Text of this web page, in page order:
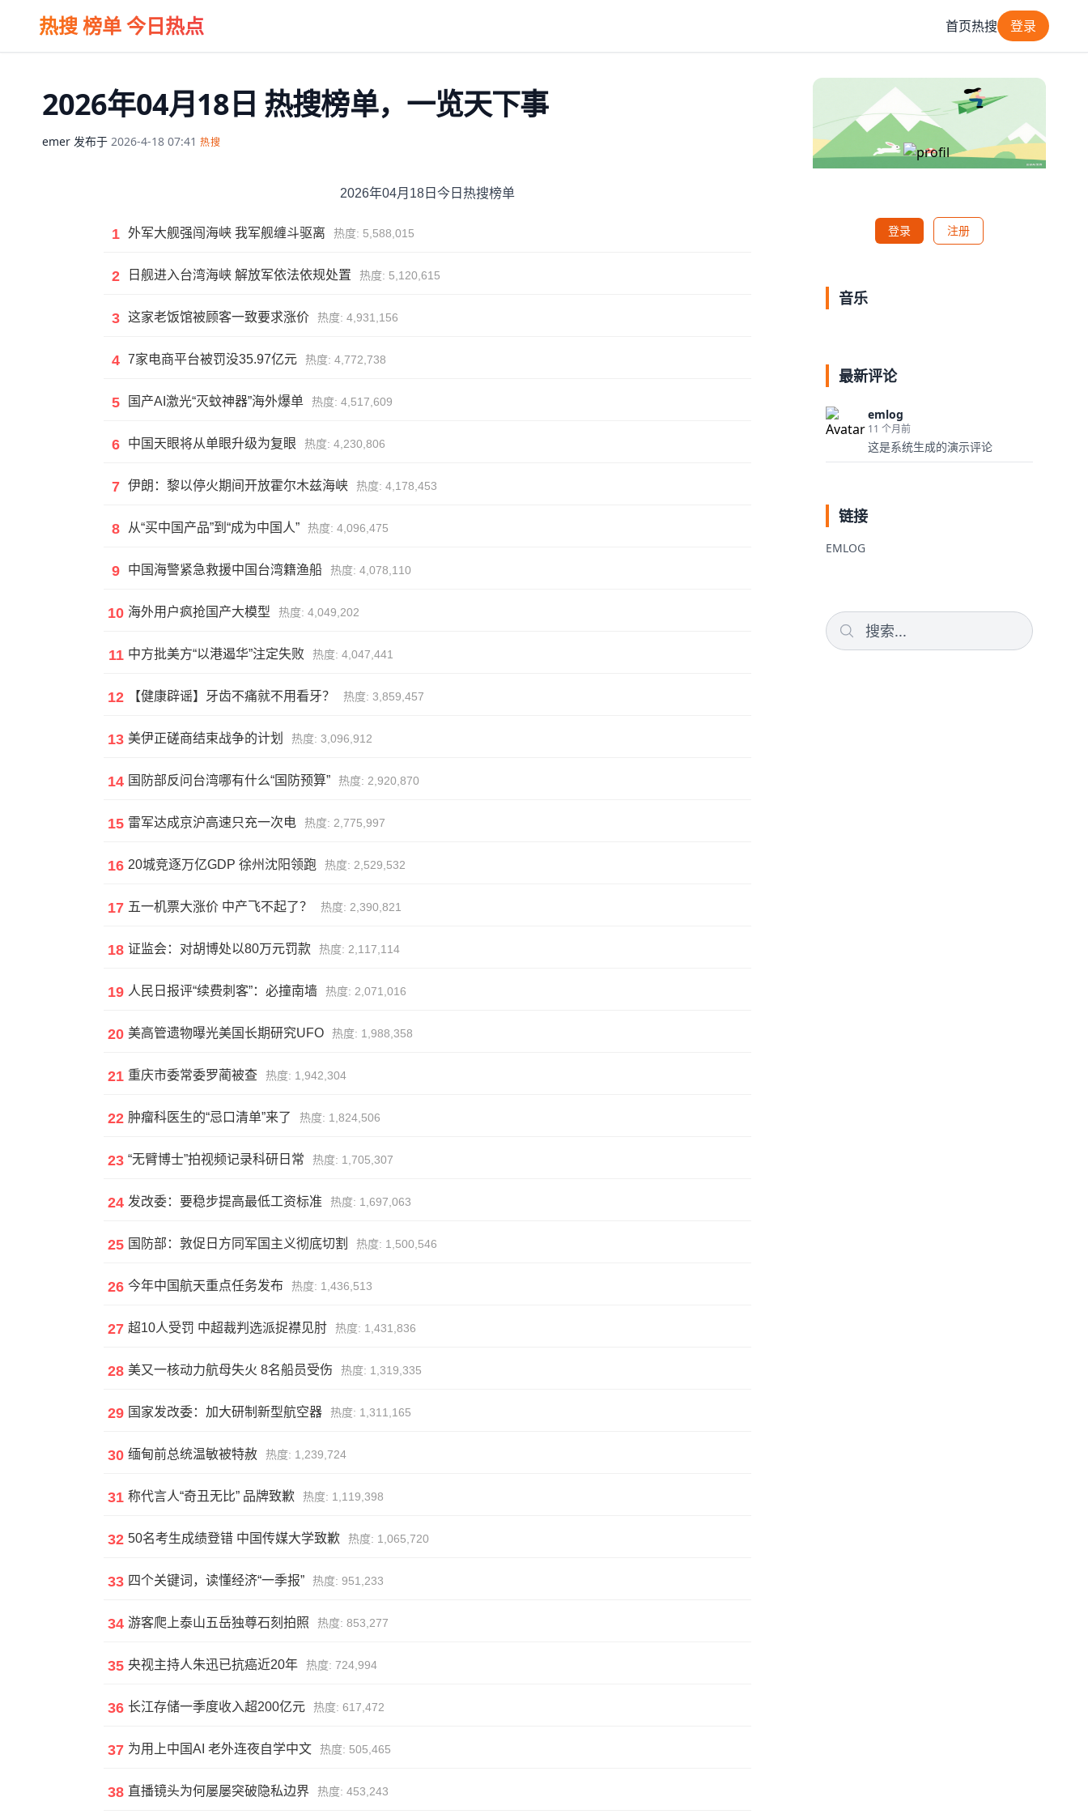
热搜 榜单 今日热点 首页热搜 登录
2026年04月18日 热搜榜单，一览天下事
emer 发布于 2026-4-18 07:41 热搜
2026年04月18日今日热搜榜单
1 外军大舰强闯海峡 我军舰缠斗驱离 热度: 5,588,015
2 日舰进入台湾海峡 解放军依法依规处置 热度: 5,120,615
3 这家老饭馆被顾客一致要求涨价 热度: 4,931,156
4 7家电商平台被罚没35.97亿元 热度: 4,772,738
5 国产AI激光“灭蚊神器”海外爆单 热度: 4,517,609
6 中国天眼将从单眼升级为复眼 热度: 4,230,806
7 伊朗：黎以停火期间开放霍尔木兹海峡 热度: 4,178,453
8 从“买中国产品”到“成为中国人” 热度: 4,096,475
9 中国海警紧急救援中国台湾籍渔船 热度: 4,078,110
10 海外用户疯抢国产大模型 热度: 4,049,202
11 中方批美方“以港遏华”注定失败 热度: 4,047,441
12 【健康辟谣】牙齿不痛就不用看牙？ 热度: 3,859,457
13 美伊正磋商结束战争的计划 热度: 3,096,912
14 国防部反问台湾哪有什么“国防预算” 热度: 2,920,870
15 雷军达成京沪高速只充一次电 热度: 2,775,997
16 20城竞逐万亿GDP 徐州沈阳领跑 热度: 2,529,532
17 五一机票大涨价 中产飞不起了？ 热度: 2,390,821
18 证监会：对胡博处以80万元罚款 热度: 2,117,114
19 人民日报评“续费刺客”：必撞南墙 热度: 2,071,016
20 美高管遗物曝光美国长期研究UFO 热度: 1,988,358
21 重庆市委常委罗蔺被查 热度: 1,942,304
22 肿瘤科医生的“忌口清单”来了 热度: 1,824,506
23 “无臂博士”拍视频记录科研日常 热度: 1,705,307
24 发改委：要稳步提高最低工资标准 热度: 1,697,063
25 国防部：敦促日方同军国主义彻底切割 热度: 1,500,546
26 今年中国航天重点任务发布 热度: 1,436,513
27 超10人受罚 中超裁判选派捉襟见肘 热度: 1,431,836
28 美又一核动力航母失火 8名船员受伤 热度: 1,319,335
29 国家发改委：加大研制新型航空器 热度: 1,311,165
30 缅甸前总统温敏被特赦 热度: 1,239,724
31 称代言人“奇丑无比” 品牌致歉 热度: 1,119,398
32 50名考生成绩登错 中国传媒大学致歉 热度: 1,065,720
33 四个关键词，读懂经济“一季报” 热度: 951,233
34 游客爬上泰山五岳独尊石刻拍照 热度: 853,277
35 央视主持人朱迅已抗癌近20年 热度: 724,994
36 长江存储一季度收入超200亿元 热度: 617,472
37 为用上中国AI 老外连夜自学中文 热度: 505,465
38 直播镜头为何屡屡突破隐私边界 热度: 453,243
登录 注册
音乐
最新评论
emlog
11 个月前
这是系统生成的演示评论
链接
EMLOG